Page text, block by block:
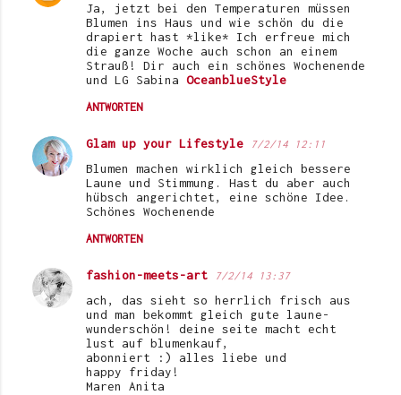
Ja, jetzt bei den Temperaturen müssen
Blumen ins Haus und wie schön du die
drapiert hast *like* Ich erfreue mich
die ganze Woche auch schon an einem
Strauß! Dir auch ein schönes Wochenende
und LG Sabina OceanblueStyle
ANTWORTEN
Glam up your Lifestyle 7/2/14 12:11
Blumen machen wirklich gleich bessere
Laune und Stimmung. Hast du aber auch
hübsch angerichtet, eine schöne Idee.
Schönes Wochenende
ANTWORTEN
fashion-meets-art 7/2/14 13:37
ach, das sieht so herrlich frisch aus
und man bekommt gleich gute laune-
wunderschön! deine seite macht echt
lust auf blumenkauf,
abonniert :) alles liebe und
happy friday!
Maren Anita